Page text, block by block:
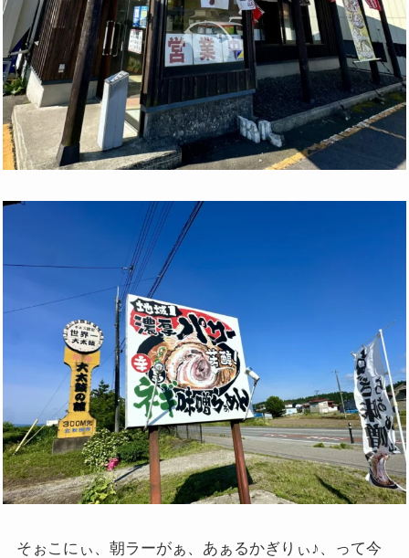
そぉこにぃ、朝ラーがぁ、あぁるかぎりぃ♪、って今